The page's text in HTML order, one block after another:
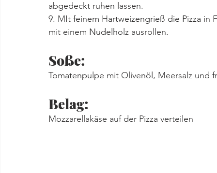
abgedeckt ruhen lassen.
9. MIt feinem Hartweizengrieß die Pizza
mit einem Nudelholz ausrollen.
Soße:
Tomatenpulpe mit Olivenöl, Meersalz und
Belag:
Mozzarellakäse auf der Pizza verteilen